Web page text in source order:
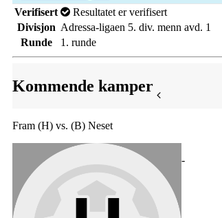
Verifisert
Resultatet er verifisert
Divisjon Adressa-ligaen 5. div. menn avd. 1
Runde
1. runde
Kommende kamper
Fram (H) vs. (B) Neset
-